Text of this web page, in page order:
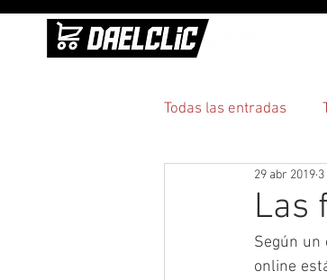
Todas las entradas
Practicidad
Las
29 abr 2019
Según un
online